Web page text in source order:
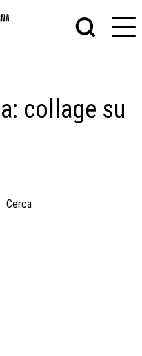
collage su
Cerca